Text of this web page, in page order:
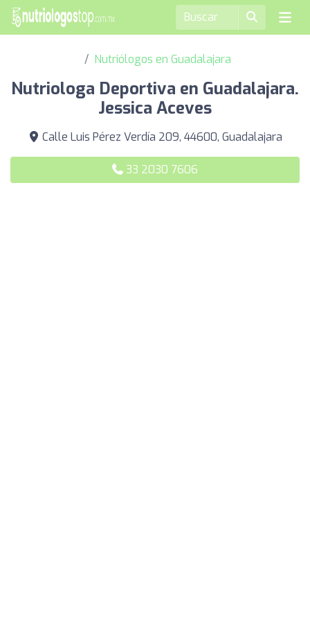
Nutriólogos en Guadalajara
Nutriologa Deportiva en Guadalajara.
Jessica Aceves
Calle Luis Pérez Verdía 209, 44600, Guadalajara
33 2030 7606